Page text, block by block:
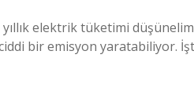
yıllık elektrik tüketimi
bir emisyon yaratabiliyor.